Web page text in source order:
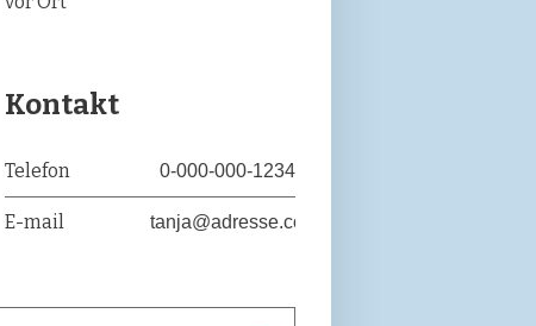
Kontakt
Telefon 0-000-000-1234
E-mail tanja@adresse.com